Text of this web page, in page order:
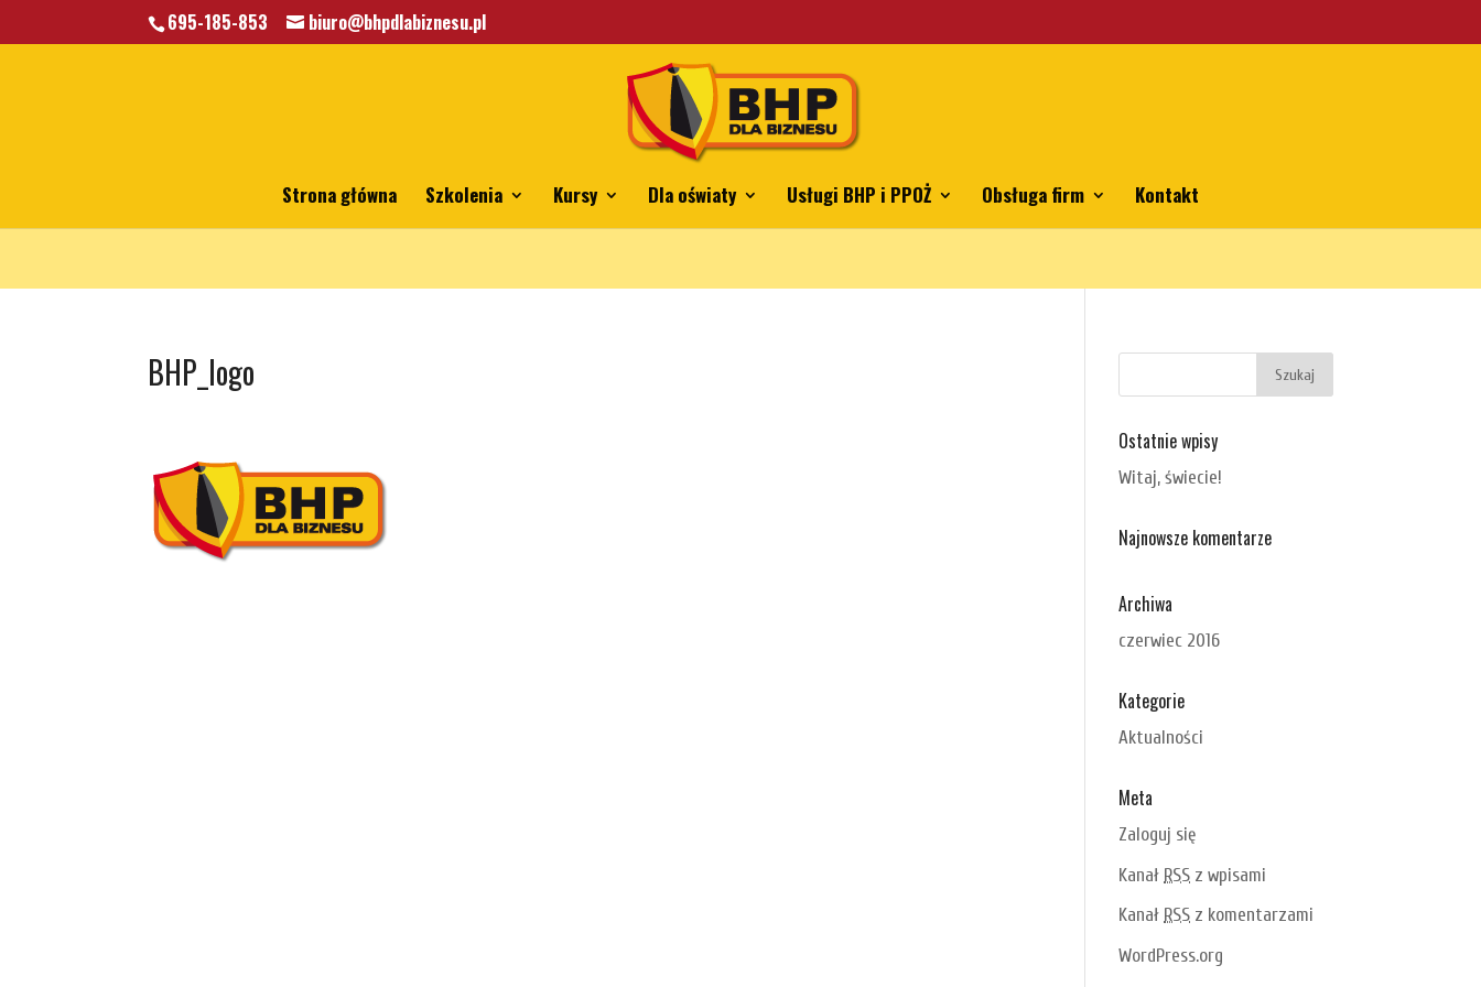
Warning: A non-numeric value encountered in/home/klient.dhosting.pl/mkkrawczyk/bhpdlabiznesu.pl/public_html/wp-content/themes/bhp/functions.phpon line5806
695-185-853 biuro@bhpdlabiznesu.pl
Strona główna Szkolenia Kursy Dla oświaty Usługi BHP i PPOŻ Obsługa firm Kontakt
BHP_logo
Ostatnie wpisy
Witaj, świecie!
Najnowsze komentarze
Archiwa
czerwiec 2016
Kategorie
Aktualności
Meta
Zaloguj się
Kanał RSS z wpisami
Kanał RSS z komentarzami
WordPress.org